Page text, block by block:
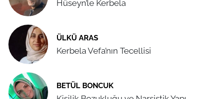
Hüseyn’le Kerbela
ÜLKÜ ARAS
Kerbela Vefa’nın Tecellisi
BETÜL BONCUK